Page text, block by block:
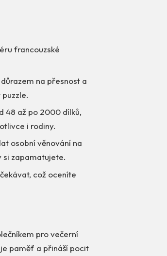
francouzské
na přesnost a
48 až po 2000 dílků,
i rodiny.
osobní věnování na
si zapamatujete.
což oceníte
pro večerní
paměť a přináší pocit